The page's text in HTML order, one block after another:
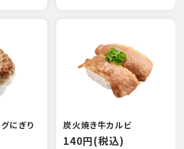
にぎり 炭火焼き牛カルビ
140円(税込)